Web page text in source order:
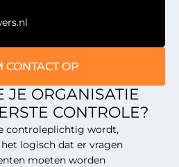
JE ORGANISATIE
CONTROLE?
controleplichtig wordt,
logisch dat er vragen
moeten worden
CONTACT OP